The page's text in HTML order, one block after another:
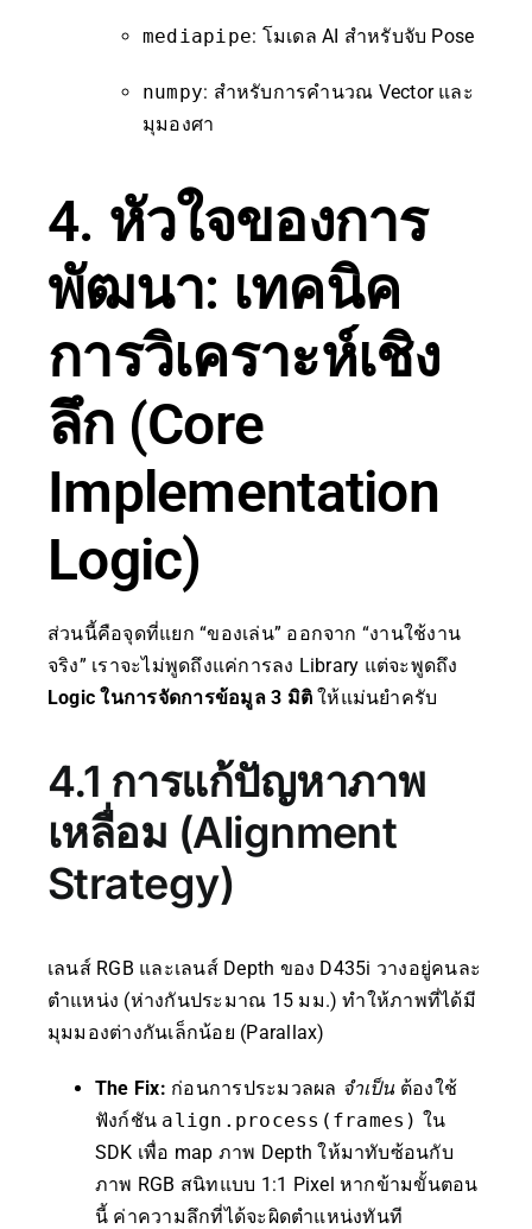
mediapipe: โมเดล AI สำหรับจับ Pose
numpy: สำหรับการคำนวณ Vector และ
มุมองศา
4. หัวใจของการ
พัฒนา: เทคนิค
การวิเคราะห์เชิง
ลึก (Core
Implementation
Logic)
ส่วนนี้คือจุดที่แยก “ของเล่น” ออกจาก “งานใช้งาน
จริง” เราจะไม่พูดถึงแค่การลง Library แต่จะพูดถึง
Logic ในการจัดการข้อมูล 3 มิติ ให้แม่นยำครับ
4.1 การแก้ปัญหาภาพ
เหลื่อม (Alignment
Strategy)
เลนส์ RGB และเลนส์ Depth ของ D435i วางอยู่คนละ
ตำแหน่ง (ห่างกันประมาณ 15 มม.) ทำให้ภาพที่ได้มี
มุมมองต่างกันเล็กน้อย (Parallax)
The Fix: ก่อนการประมวลผล จำเป็น ต้องใช้
ฟังก์ชัน align.process(frames) ใน
SDK เพื่อ map ภาพ Depth ให้มาทับซ้อนกับ
ภาพ RGB สนิทแบบ 1:1 Pixel หากข้ามขั้นตอน
นี้ ค่าความลึกที่ได้จะผิดตำแหน่งทันที